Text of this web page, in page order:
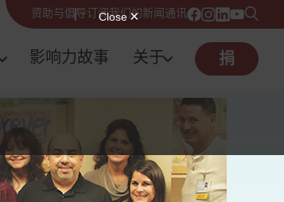
资助与倡导订阅我们的新闻通讯
影响力故事 关于 捐